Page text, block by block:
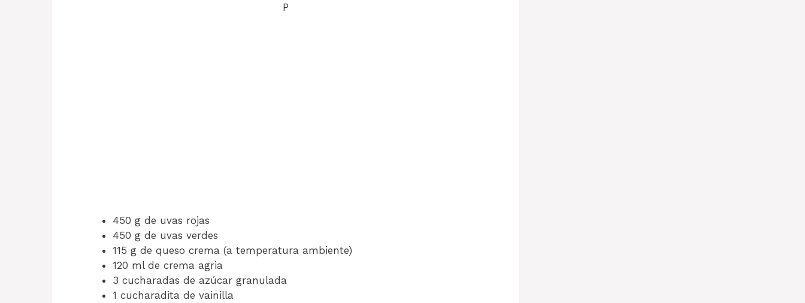
P
450 g de uvas rojas
450 g de uvas verdes
115 g de queso crema (a temperatura ambiente)
120 ml de crema agria
3 cucharadas de azúcar granulada
1 cucharadita de vainilla